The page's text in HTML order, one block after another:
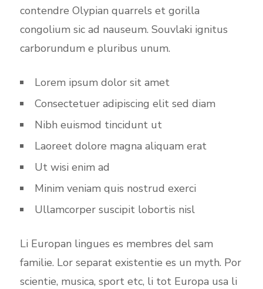
contendre Olypian quarrels et gorilla
congolium sic ad nauseum. Souvlaki ignitus
carborundum e pluribus unum.
Lorem ipsum dolor sit amet
Consectetuer adipiscing elit sed diam
Nibh euismod tincidunt ut
Laoreet dolore magna aliquam erat
Ut wisi enim ad
Minim veniam quis nostrud exerci
Ullamcorper suscipit lobortis nisl
Li Europan lingues es membres del sam
familie. Lor separat existentie es un myth. Por
scientie, musica, sport etc, li tot Europa usa li